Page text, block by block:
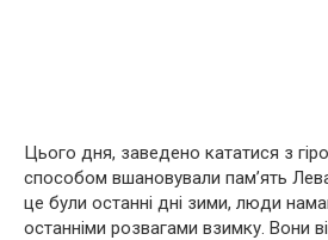
Цього дня, заведено кататися з
способом вшановували пам’ять
це були останні дні зими, люди
останніми розвагами взимку. Вони